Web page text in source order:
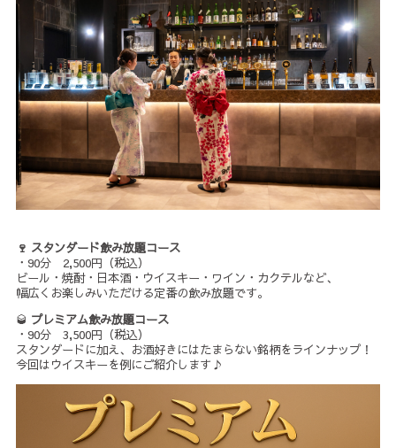
🍷 スタンダード飲み放題コース
・90分 2,500円（税込）
ビール・焼酎・日本酒・ウイスキー・ワイン・カクテルなど、
幅広くお楽しみいただける定番の飲み放題です。
🥃 プレミアム飲み放題コース
・90分 3,500円（税込）
スタンダードに加え、お酒好きにはたまらない銘柄をラインナップ！
今回はウイスキーを例にご紹介します♪